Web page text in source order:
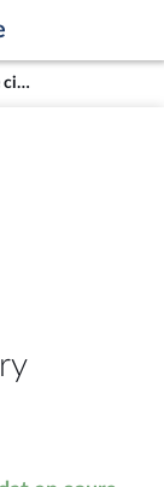
M. Nicolas Thierry - Gironde (2e circonscription)